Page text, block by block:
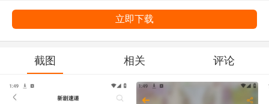
立即下载
截图 相关 评论